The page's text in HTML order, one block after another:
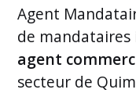
Agent
de
agent
secteur de